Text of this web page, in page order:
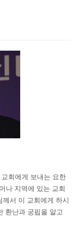
회에게 보내는 요한
나 지역에 있는 교회
서 이 교회에게 하시
환난과 궁핍을 알고